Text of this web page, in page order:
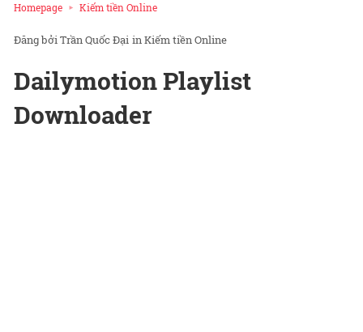
Homepage Kiếm tiền Online
Trần Quốc Đại inKiếm tiền Online
Dailymotion Playlist
Downloader